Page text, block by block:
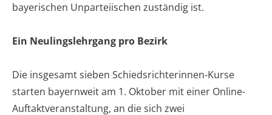
bayerischen Unparteiischen zuständig ist.
Ein Neulingslehrgang pro Bezirk
Die insgesamt sieben Schiedsrichterinnen-Kurse
starten bayernweit am 1. Oktober mit einer Online-
Auftaktveranstaltung, an die sich zwei